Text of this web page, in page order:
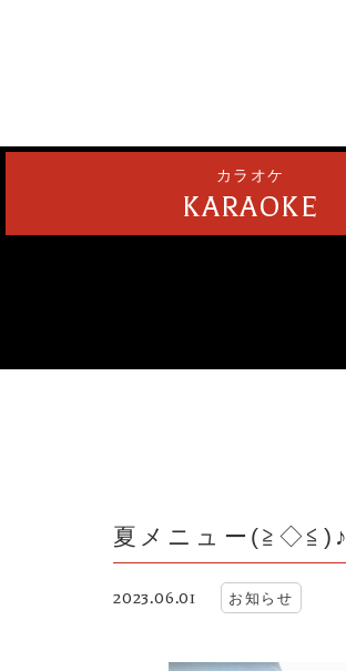
カラオケ
KARAOKE
夏メニュー(≧◇≦)♪
2023.06.01 お知らせ